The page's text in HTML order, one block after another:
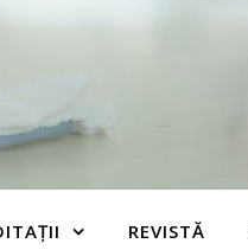
REVISTĂ